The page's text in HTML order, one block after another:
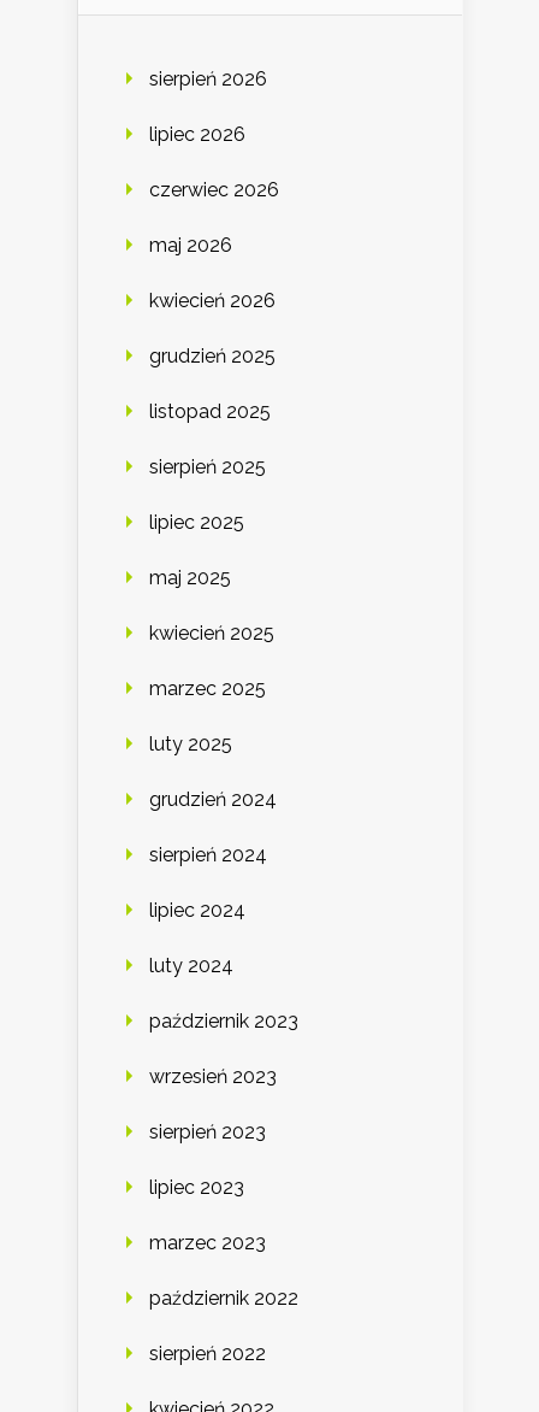
sierpień 2026
lipiec 2026
czerwiec 2026
maj 2026
kwiecień 2026
grudzień 2025
listopad 2025
sierpień 2025
lipiec 2025
maj 2025
kwiecień 2025
marzec 2025
luty 2025
grudzień 2024
sierpień 2024
lipiec 2024
luty 2024
październik 2023
wrzesień 2023
sierpień 2023
lipiec 2023
marzec 2023
październik 2022
sierpień 2022